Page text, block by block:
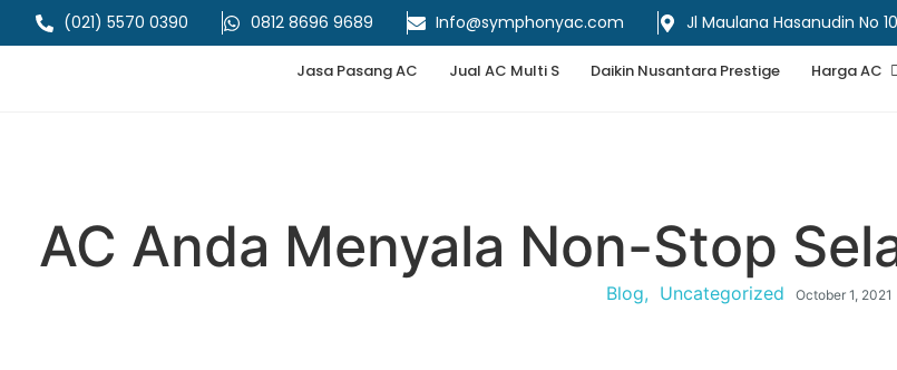
(021) 5570 0390 0812 8696 9689 Info@symphonyac.com Jl Maulana Hasanudin No
Jasa Pasang AC Jual AC Multi S Daikin Nusantara Prestige Harga AC
AC Anda Menyala Non-Stop
Blog, Uncategorized October 1, 2021